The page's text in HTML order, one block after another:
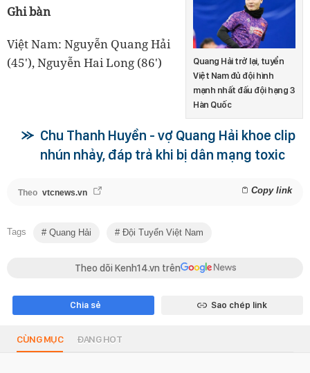
Quang Hải trở lại, tuyển
Việt Nam đủ đội hình
mạnh nhất đấu đội hạng 3
Hàn Quốc
Ghi bàn
Việt Nam: Nguyễn Quang Hải
(45'), Nguyễn Hai Long (86')
Chu Thanh Huyền - vợ Quang Hải khoe clip
nhún nhảy, đáp trả khi bị dân mạng toxic
Theo vtcnews.vn Copy link
Tags Quang Hải Đội Tuyển Việt Nam
Theo dõi Kenh14.vn trên
Chia sẻ Sao chép link
CÙNG MỤC ĐANG HOT